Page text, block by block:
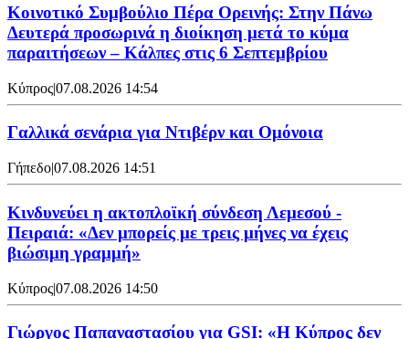
Κοινοτικό Συμβούλιο Πέρα Ορεινής: Στην Πάνω
Δευτερά προσωρινά η διοίκηση μετά το κύμα
παραιτήσεων – Κάλπες στις 6 Σεπτεμβρίου
Κύπρος|07.08.2026 14:54
Γαλλικά σενάρια για Ντιβέρν και Ομόνοια
Γήπεδο|07.08.2026 14:51
Κινδυνεύει η ακτοπλοϊκή σύνδεση Λεμεσού -
Πειραιά: «Δεν μπορείς με τρεις μήνες να έχεις
βιώσιμη γραμμή»
Κύπρος|07.08.2026 14:50
Γιώργος Παπαναστασίου για GSI: «Η Κύπρος δεν